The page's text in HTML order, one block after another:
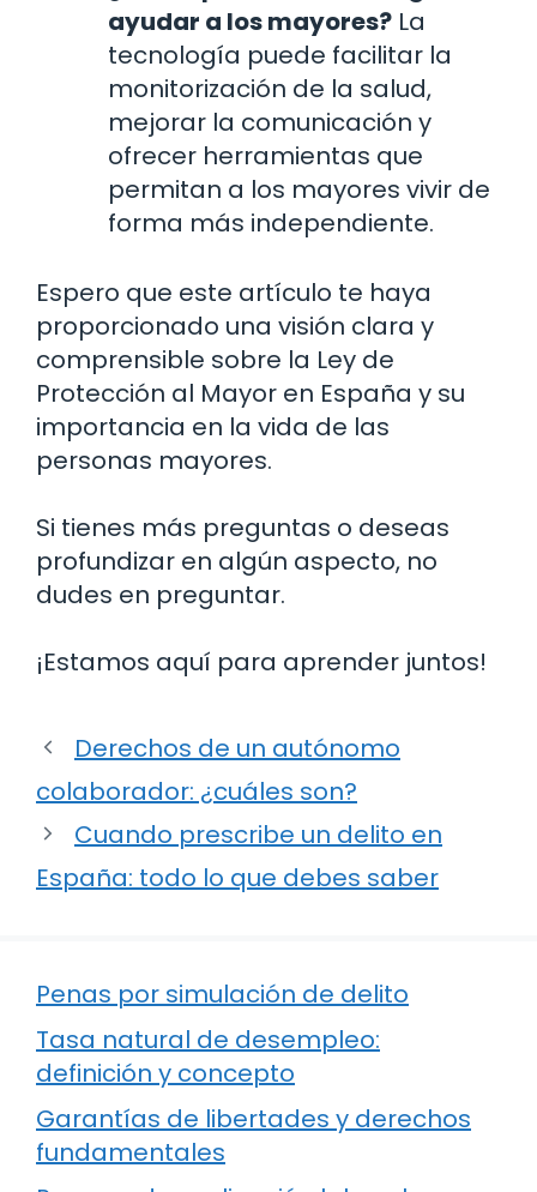
ayudar a los mayores? La
tecnología puede facilitar la
monitorización de la salud,
mejorar la comunicación y
ofrecer herramientas que
permitan a los mayores vivir de
forma más independiente.
Espero que este artículo te haya
proporcionado una visión clara y
comprensible sobre la Ley de
Protección al Mayor en España y su
importancia en la vida de las
personas mayores.
Si tienes más preguntas o deseas
profundizar en algún aspecto, no
dudes en preguntar.
¡Estamos aquí para aprender juntos!
Derechos de un autónomo
colaborador: ¿cuáles son?
Cuando prescribe un delito en
España: todo lo que debes saber
Penas por simulación de delito
Tasa natural de desempleo:
definición y concepto
Garantías de libertades y derechos
fundamentales